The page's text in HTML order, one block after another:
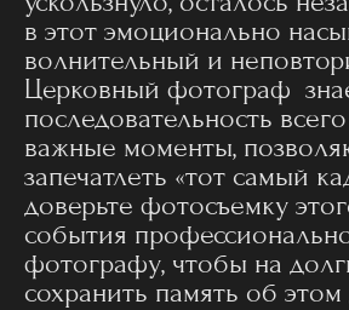
в этот эмоционально
волнительный и
Церковный фотограф
последовательность
важные моменты,
запечатлеть «тот самый
доверьте фотосъемку
события
фотографу, чтобы на
сохранить память об этом